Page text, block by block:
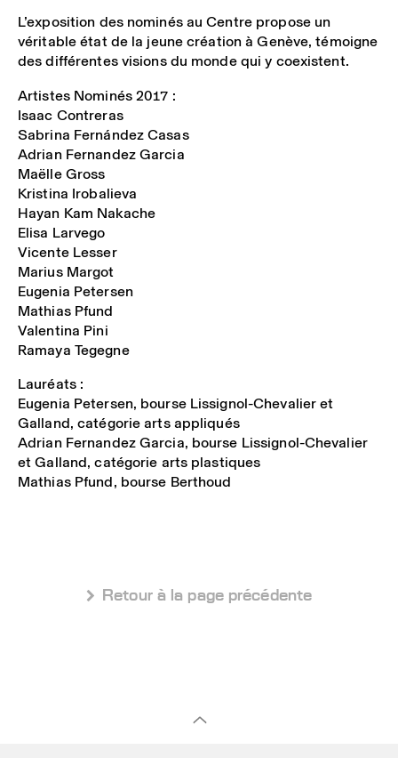
L’exposition des nominés au Centre propose un
véritable état de la jeune création à Genève, témoigne
des différentes visions du monde qui y coexistent.
Artistes Nominés 2017 :
Isaac Contreras
Sabrina Fernández Casas
Adrian Fernandez Garcia
Maëlle Gross
Kristina Irobalieva
Hayan Kam Nakache
Elisa Larvego
Vicente Lesser
Marius Margot
Eugenia Petersen
Mathias Pfund
Valentina Pini
Ramaya Tegegne
Lauréats :
Eugenia Petersen, bourse Lissignol-Chevalier et
Galland, catégorie arts appliqués
Adrian Fernandez Garcia, bourse Lissignol-Chevalier
et Galland, catégorie arts plastiques
Mathias Pfund, bourse Berthoud
 Retour à la page précédente